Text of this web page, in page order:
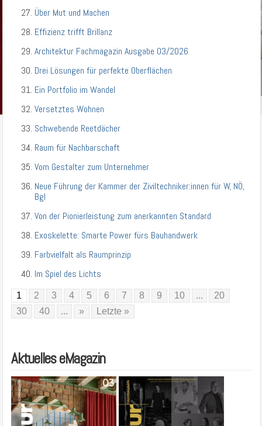
Über Mut und Machen
Effizienz trifft Brillanz
Architektur Fachmagazin Ausgabe 03/2026
Drei Lösungen für perfekte Oberflächen
Ein Portfolio im Wandel
Versetztes Wohnen
Schwebende Reetdächer
Raum für Nachbarschaft
Vom Gestalter zum Unternehmer
Neue Führung der Kammer der Ziviltechniker:innen für W, NÖ,
Bgl
Von der Pionierleistung zum anerkannten Standard
Exoskelette: Smarte Power fürs Bauhandwerk
Farbvielfalt als Raumprinzip
Im Spiel des Lichts
1 2 3 4 5 6 7 8 9 10 ...
20
30
40 ... » Letzte »
Aktuelles eMagazin